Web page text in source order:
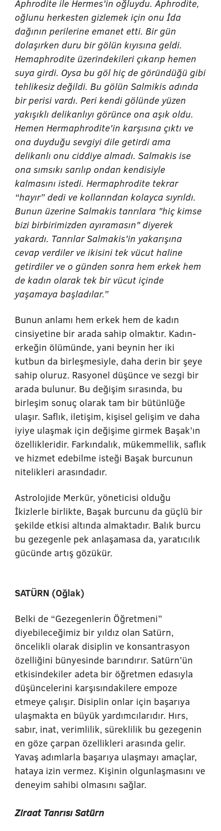
Aphrodite ile Hermes'in oğluydu. Aphrodite,
oğlunu herkesten gizlemek için onu İda
dağının perilerine emanet etti. Bir gün
dolaşırken duru bir gölün kıyısına geldi.
Hemaphrodite üzerindekileri çıkarıp hemen
suya girdi. Oysa bu göl hiç de göründüğü gibi
tehlikesiz değildi. Bu gölün Salmikis adında
bir perisi vardı. Peri kendi gölünde yüzen
yakışıklı delikanlıyı görünce ona aşık oldu.
Hemen Hermaphrodite'in karşısına çıktı ve
ona duyduğu sevgiyi dile getirdi ama
delikanlı onu ciddiye almadı. Salmakis ise
ona sımsıkı sarılıp ondan kendisiyle
kalmasını istedi. Hermaphrodite tekrar
“hayır” dedi ve kollarından kolayca sıyrıldı.
Bunun üzerine Salmakis tanrılara "hiç kimse
bizi birbirimizden ayıramasın" diyerek
yakardı. Tanrılar Salmakis'in yakarışına
cevap verdiler ve ikisini tek vücut haline
getirdiler ve o günden sonra hem erkek hem
de kadın olarak tek bir vücut içinde
yaşamaya başladılar.”
Bunun anlamı hem erkek hem de kadın
cinsiyetine bir arada sahip olmaktır. Kadın-
erkeğin ölümünde, yani beynin her iki
kutbun da birleşmesiyle, daha derin bir şeye
sahip oluruz. Rasyonel düşünce ve sezgi bir
arada bulunur. Bu değişim sırasında, bu
birleşim sonuç olarak tam bir bütünlüğe
ulaşır. Saflık, iletişim, kişisel gelişim ve daha
iyiye ulaşmak için değişime girmek Başak’ın
özellikleridir. Farkındalık, mükemmellik, saflık
ve hizmet edebilme isteği Başak burcunun
nitelikleri arasındadır.
Astrolojide Merkür, yöneticisi olduğu
İkizlerle birlikte, Başak burcunu da güçlü bir
şekilde etkisi altında almaktadır. Balık burcu
bu gezegenle pek anlaşamasa da, yaratıcılık
gücünde artış gözükür.
SATÜRN (Oğlak)
Belki de “Gezegenlerin Öğretmeni”
diyebileceğimiz bir yıldız olan Satürn,
öncelikli olarak disiplin ve konsantrasyon
özelliğini bünyesinde barındırır. Satürn’ün
etkisindekiler adeta bir öğretmen edasıyla
düşüncelerini karşısındakilere empoze
etmeye çalışır. Disiplin onlar için başarıya
ulaşmakta en büyük yardımcılarıdır. Hırs,
sabır, inat, verimlilik, süreklilik bu gezegenin
en göze çarpan özellikleri arasında gelir.
Yavaş adımlarla başarıya ulaşmayı amaçlar,
hataya izin vermez. Kişinin olgunlaşmasını ve
deneyim sahibi olmasını sağlar.
Ziraat Tanrısı Satürn